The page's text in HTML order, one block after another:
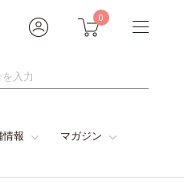
0
情報 マガジン